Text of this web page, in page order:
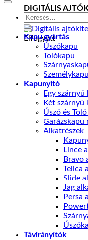
DIGITÁLIS
Elfogyott
Keresés
a
következőre:
Kapu gyártás
Úszókapu
Tolókapu
Személykapu
Kapunyitó
Egy
Két
Úszó és
Garázskapu
Alkatrészek
Lince
Bravo
Telica
Slide
Jag
Persa
Távirányítók